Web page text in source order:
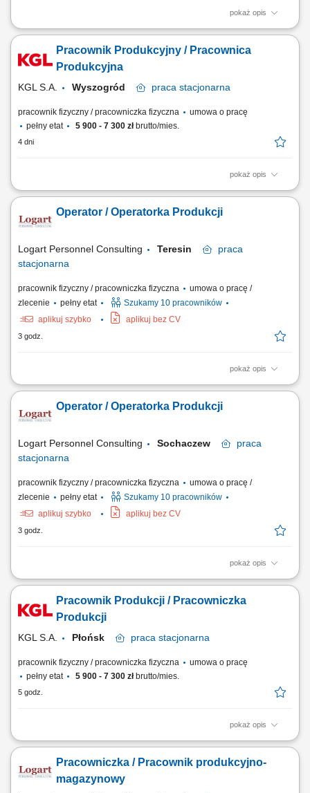
pokaż opis
Twój podstawowy zakres obowiązków: wsparcie procesu produkcji
owijanie kartonów, pakowanie oraz znakowanie/etykietowanie wyrobu
gotowego, dbanie o czystość maszyn) dbałość o estetykę pakowania
Pracownik Produkcyjny / Pracownica
Produkcyjna
KGL S.A. Wyszogród praca stacjonarna
pracownik fizyczny / pracowniczka fizyczna
umowa o pracę
pełny etat
5 900 - 7 300 złbrutto/mies.
4 dni
pokaż opis
Twoje Zadania Wsparcie procesu produkcji poprzez wykonywanie prac
wyrobów gotowych). Dbałość o estetykę pakowania produktów i
zapewnienie porządku na stanowisku pracy. Dbanie o czystość maszyn
Operator / Operatorka Produkcji
Logart Personnel Consulting Teresin
praca
stacjonarna
pracownik fizyczny / pracowniczka fizyczna
umowa o pracę /
zlecenie
pełny etat
Szukamy 10 pracowników
aplikuj szybko
aplikuj bez CV
3 godz.
pokaż opis
Opis stanowiska Realizacja zadań związanych z bieżącym procesem
instrukcjami. Montaż elementów oraz kontrola jakości gotowych
wyrobów. Dbanie o prawidłowy przebieg produkcji oraz porządek na
Operator / Operatorka Produkcji
Logart Personnel Consulting Sochaczew
praca
stacjonarna
pracownik fizyczny / pracowniczka fizyczna
umowa o pracę /
zlecenie
pełny etat
Szukamy 10 pracowników
aplikuj szybko
aplikuj bez CV
3 godz.
pokaż opis
Opis stanowiska Realizacja zadań związanych z bieżącym procesem
instrukcjami. Montaż elementów oraz kontrola jakości gotowych
wyrobów. Dbanie o prawidłowy przebieg produkcji oraz porządek na
Pracownik Produkcji / Pracowniczka
Produkcji
KGL S.A. Płońsk praca stacjonarna
pracownik fizyczny / pracowniczka fizyczna
umowa o pracę
pełny etat
5 900 - 7 300 złbrutto/mies.
5 godz.
pokaż opis
Opis stanowiska Wsparcie procesu produkcji: paletowanie, owijanie
Dbałość o estetykę pakowania wyrobów, Zapewnienie porządku na
stanowisku pracy, Po przeszkoleniu i awansie – obsługa maszyn
Pracowniczka / Pracownik produkcyjno-
magazynowy